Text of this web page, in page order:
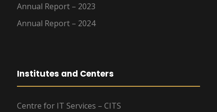
Annual Report – 2023
Annual Report – 2024
Institutes and Centers
Centre for IT Services – CITS